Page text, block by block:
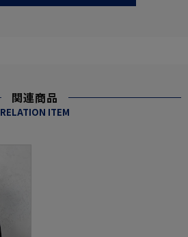
関連商品
RELATION ITEM